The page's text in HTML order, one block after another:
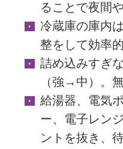
ることで夜間
冷蔵庫の庫内
整をして効率
詰め込みすぎ
（強→中）。
給湯器、電気
ー、電子レン
ントを抜き、